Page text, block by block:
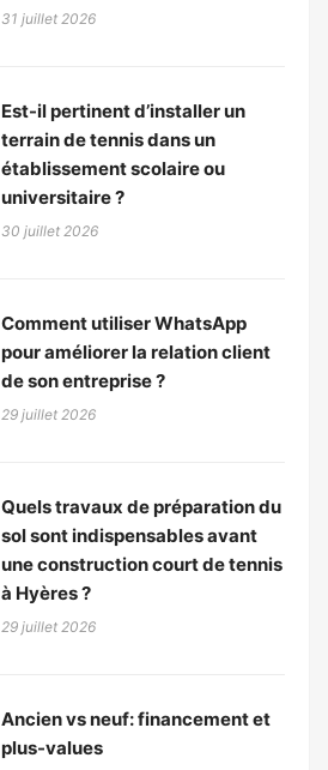
31 juillet 2026
Est-il pertinent d’installer un
terrain de tennis dans un
établissement scolaire ou
universitaire ?
30 juillet 2026
Comment utiliser WhatsApp
pour améliorer la relation client
de son entreprise ?
29 juillet 2026
Quels travaux de préparation du
sol sont indispensables avant
une construction court de tennis
à Hyères ?
29 juillet 2026
Ancien vs neuf: financement et
plus-values